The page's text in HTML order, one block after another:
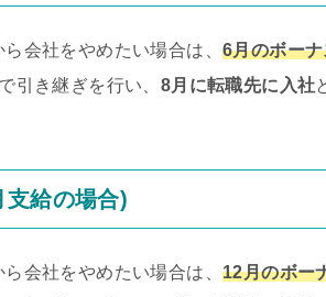
会社をやめたい場合は、 6月のボー
引き継ぎを行い、 8月に転職先に入社
支給の場合)
会社をやめたい場合は、 12月のボー